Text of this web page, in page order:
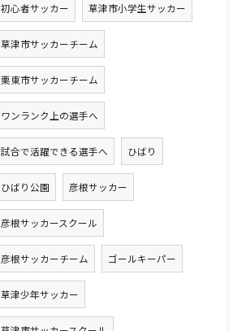
初心者サッカー 草津市小学生サッカー
草津市サッカーチーム
栗東市サッカーチーム
ワンランク上の選手へ
試合で活躍できる選手へ ひばり
ひばり公園 彦根サッカー
彦根サッカースクール
彦根サッカーチーム ゴールキーパー
草津少年サッカー